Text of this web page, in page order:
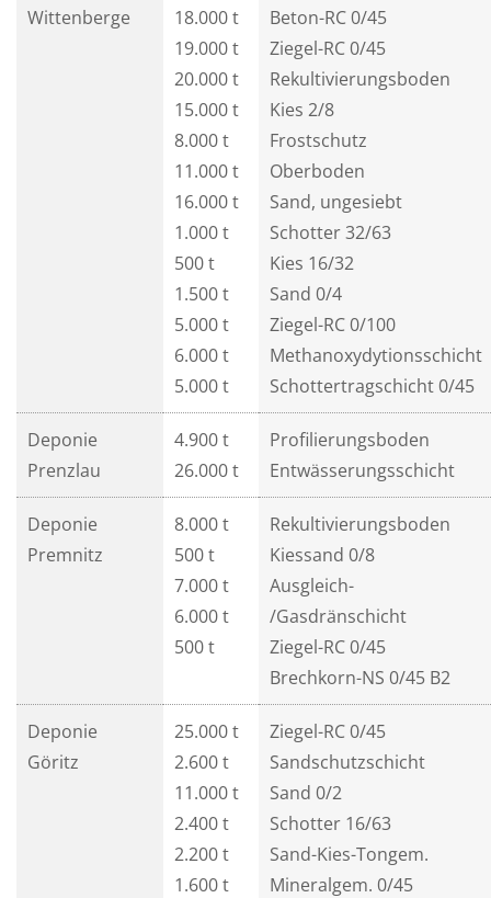
Wittenberge
18.000 t
19.000 t
20.000 t
15.000 t
8.000 t
11.000 t
16.000 t
1.000 t
500 t
1.500 t
5.000 t
6.000 t
5.000 t
Beton-RC 0/45
Ziegel-RC 0/45
Rekultivierungsboden
Kies 2/8
Frostschutz
Oberboden
Sand, ungesiebt
Schotter 32/63
Kies 16/32
Sand 0/4
Ziegel-RC 0/100
Methanoxydytionsschicht
Schottertragschicht 0/45
Deponie
Prenzlau
4.900 t
26.000 t
Profilierungsboden
Entwässerungsschicht
Deponie
Premnitz
8.000 t
500 t
7.000 t
6.000 t
500 t
Rekultivierungsboden
Kiessand 0/8
Ausgleich-
/Gasdränschicht
Ziegel-RC 0/45
Brechkorn-NS 0/45 B2
Deponie
Göritz
25.000 t
2.600 t
11.000 t
2.400 t
2.200 t
1.600 t
Ziegel-RC 0/45
Sandschutzschicht
Sand 0/2
Schotter 16/63
Sand-Kies-Tongem.
Mineralgem. 0/45